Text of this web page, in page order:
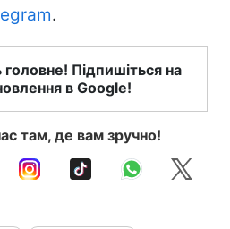
.
головне! Підпишіться на
в Google!
там, де вам зручно!